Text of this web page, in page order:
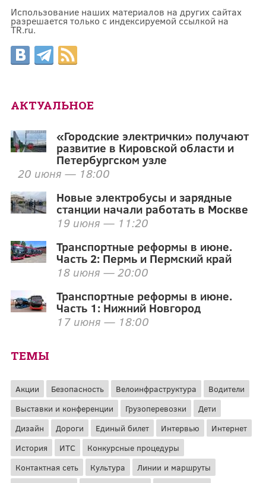
Использование наших материалов на других сайтах
разрешается только с индексируемой ссылкой на
TR.ru.
АКТУАЛЬНОЕ
«Городские электрички» получают
развитие в Кировской области и
Петербургском узле
20 июня — 18:00
Новые электробусы и зарядные
станции начали работать в Москве
19 июня — 11:20
Транспортные реформы в июне.
Часть 2: Пермь и Пермский край
18 июня — 20:00
Транспортные реформы в июне.
Часть 1: Нижний Новгород
17 июня — 18:00
ТЕМЫ
Акции Безопасность Велоинфраструктура
Водители
Выставки и конференции
Грузоперевозки
Дети
Дизайн
Дороги Единый билет Интервью
Интернет
История
ИТС
Конкурсные процедуры
Контактная сеть
Культура
Линии и маршруты